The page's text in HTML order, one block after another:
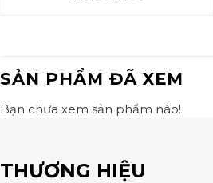
SẢN PHẨM ĐÃ XEM
Bạn chưa xem sản phẩm nào!
THƯƠNG HIỆU